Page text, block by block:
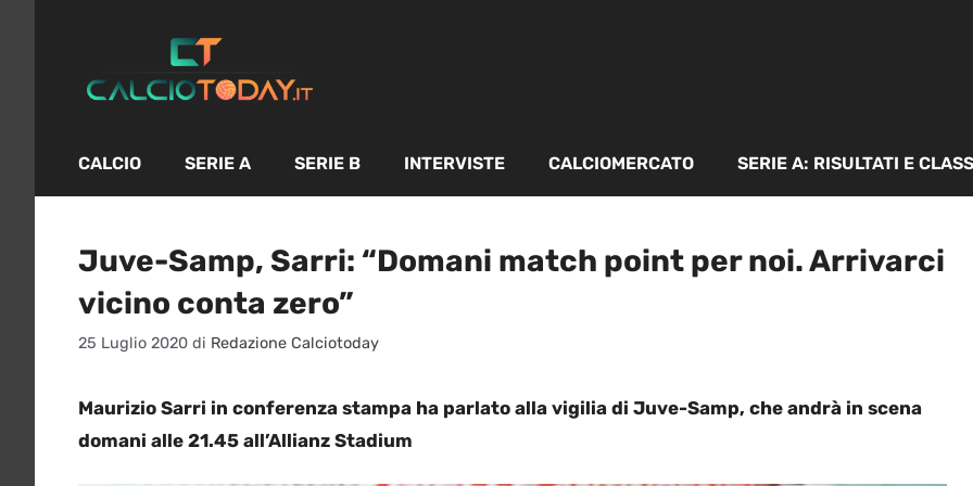
contenuto
CALCIO SERIE A SERIE B INTERVISTE CALCIOMERCATO SERIE A: RISULTATI E
Juve-Samp, Sarri: “Domani match point per noi. Arrivarci
vicino conta zero”
25 Luglio 2020 di Redazione Calciotoday
Maurizio Sarri in conferenza stampa ha parlato alla vigilia di Juve-Samp, che andrà in scena
domani alle 21.45 all’Allianz Stadium